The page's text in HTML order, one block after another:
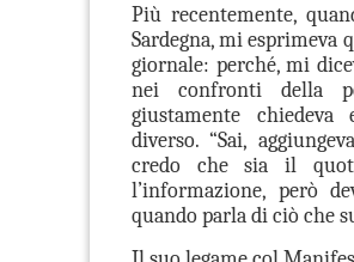
Più recentemente,
Sardegna, mi esprimeva
giornale: perché, mi
nei confronti della
giustamente
diverso. “Sai,
credo che sia il
l’informazione, però
quando parla di ciò che